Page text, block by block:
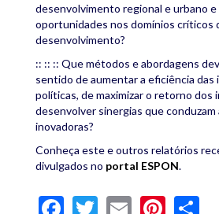
desenvolvimento regional e urbano e
oportunidades nos domínios críticos
desenvolvimento?
:: :: :: Que métodos e abordagens
sentido de aumentar a eficiência
políticas, de maximizar o retorno dos
desenvolver sinergias que conduzam
inovadoras?
Conheça este e outros relatórios
divulgados no portal ESPON.
Facebook
Twitter
Email